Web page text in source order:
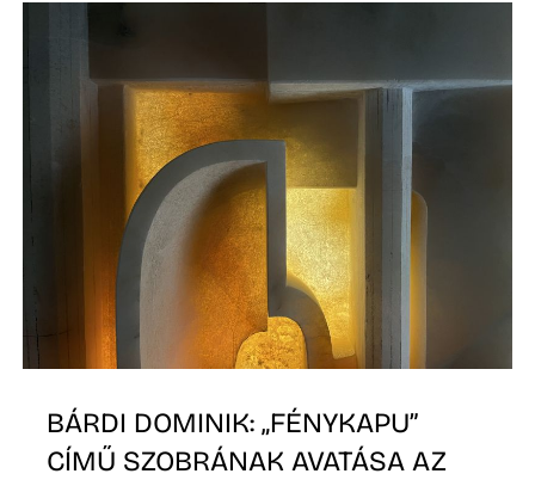
BÁRDI DOMINIK: „FÉNYKAPU”
CÍMŰ SZOBRÁNAK AVATÁSA AZ